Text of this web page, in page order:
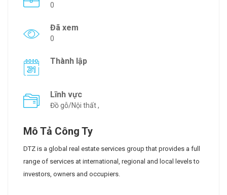
0
Đã xem
0
Thành lập
Lĩnh vực
Đồ gỗ/Nội thất ,
Mô Tả Công Ty
DTZ is a global real estate services group that provides a full
range of services at international, regional and local levels to
investors, owners and occupiers.